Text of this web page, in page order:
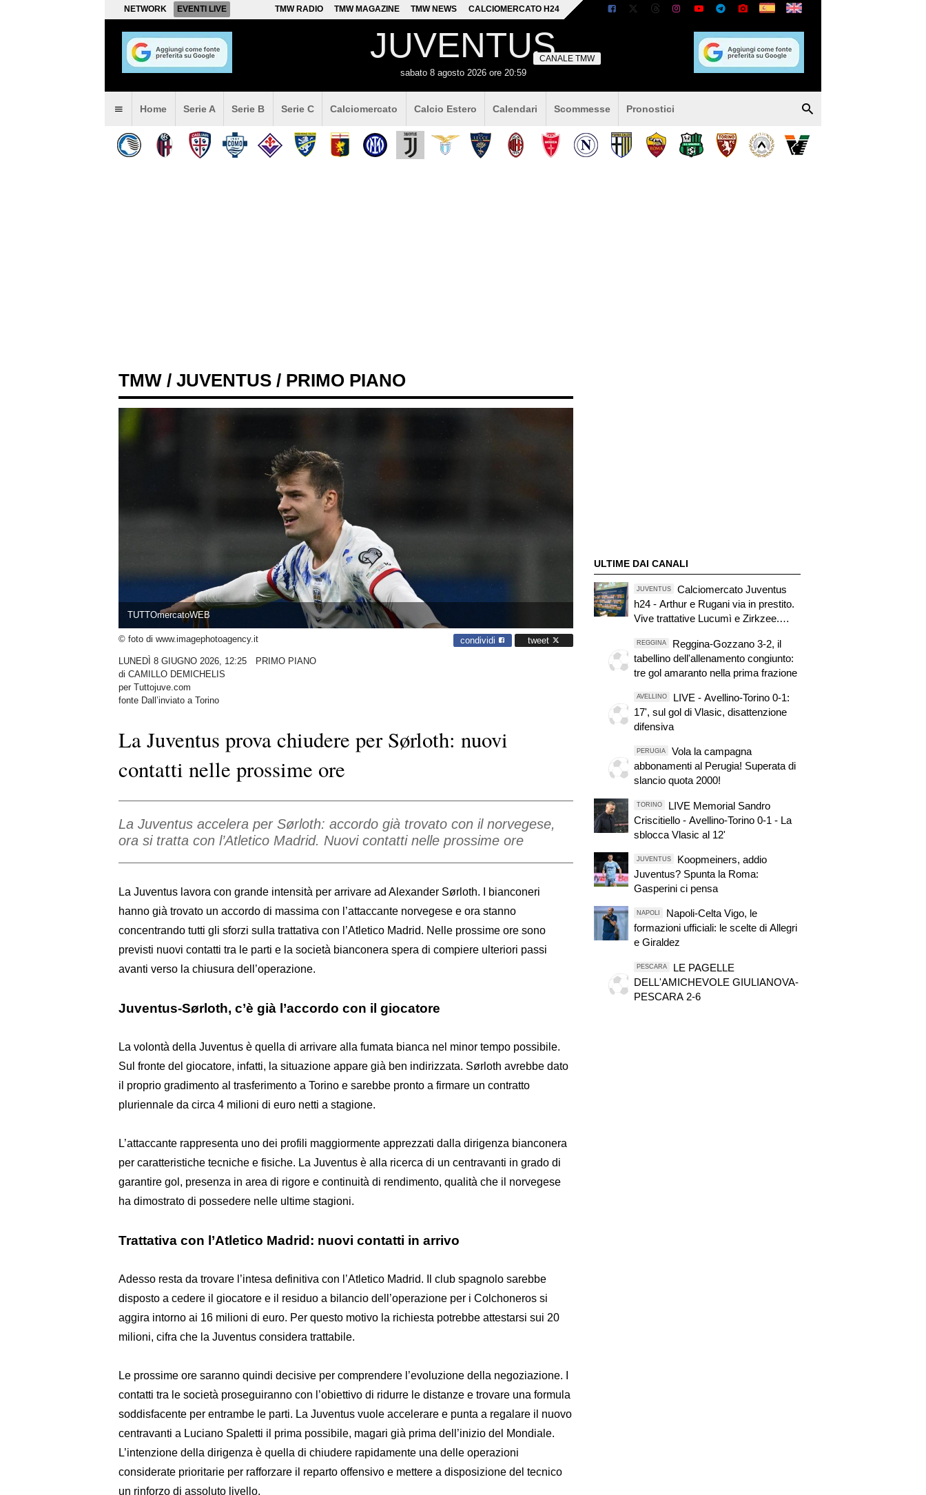
NETWORK EVENTI LIVE TMW RADIO TMW MAGAZINE TMW NEWS CALCIOMERCATO H24
JUVENTUS
sabato 8 agosto 2026 ore 20:59
CANALE TMW
Home Serie A Serie B Serie C Calciomercato Calcio Estero Calendari Scommesse Pronostici
TMW / JUVENTUS / PRIMO PIANO
TUTTOmercatoWEB
© foto di www.imagephotoagency.it condividi tweet
LUNEDÌ 8 GIUGNO 2026, 12:25
PRIMO PIANO
di CAMILLO DEMICHELIS
per Tuttojuve.com
fonte Dall’inviato a Torino
La Juventus prova chiudere per Sørloth: nuovi
contatti nelle prossime ore
La Juventus accelera per Sørloth: accordo già trovato con il norvegese,
ora si tratta con l’Atletico Madrid. Nuovi contatti nelle prossime ore
La Juventus lavora con grande intensità per arrivare ad Alexander Sørloth. I bianconeri
hanno già trovato un accordo di massima con l’attaccante norvegese e ora stanno
concentrando tutti gli sforzi sulla trattativa con l’Atletico Madrid. Nelle prossime ore sono
previsti nuovi contatti tra le parti e la società bianconera spera di compiere ulteriori passi
avanti verso la chiusura dell’operazione.
Juventus-Sørloth, c’è già l’accordo con il giocatore
La volontà della Juventus è quella di arrivare alla fumata bianca nel minor tempo possibile.
Sul fronte del giocatore, infatti, la situazione appare già ben indirizzata. Sørloth avrebbe dato
il proprio gradimento al trasferimento a Torino e sarebbe pronto a firmare un contratto
pluriennale da circa 4 milioni di euro netti a stagione.
L’attaccante rappresenta uno dei profili maggiormente apprezzati dalla dirigenza bianconera
per caratteristiche tecniche e fisiche. La Juventus è alla ricerca di un centravanti in grado di
garantire gol, presenza in area di rigore e continuità di rendimento, qualità che il norvegese
ha dimostrato di possedere nelle ultime stagioni.
Trattativa con l’Atletico Madrid: nuovi contatti in arrivo
Adesso resta da trovare l’intesa definitiva con l’Atletico Madrid. Il club spagnolo sarebbe
disposto a cedere il giocatore e il residuo a bilancio dell’operazione per i Colchoneros si
aggira intorno ai 16 milioni di euro. Per questo motivo la richiesta potrebbe attestarsi sui 20
milioni, cifra che la Juventus considera trattabile.
Le prossime ore saranno quindi decisive per comprendere l’evoluzione della negoziazione. I
contatti tra le società proseguiranno con l’obiettivo di ridurre le distanze e trovare una formula
soddisfacente per entrambe le parti. La Juventus vuole accelerare e punta a regalare il nuovo
centravanti a Luciano Spaletti il prima possibile, magari già prima dell’inizio del Mondiale.
L’intenzione della dirigenza è quella di chiudere rapidamente una delle operazioni
considerate prioritarie per rafforzare il reparto offensivo e mettere a disposizione del tecnico
un rinforzo di assoluto livello.
ULTIME DAI CANALI
JUVENTUS
Calciomercato Juventus
h24 - Arthur e Rugani via in prestito.
Vive trattative Lucumì e Zirkzee.
per Nico. PSG alza offerta per
Suzuki. Zhegrova non vuole partire.
Sorloth sul mercato. Vlahovic, nuova
REGGINA
Reggina-Gozzano 3-2, il
tabellino dell'allenamento congiunto:
tre gol amaranto nella prima frazione
AVELLINO
LIVE - Avellino-Torino 0-1:
17', sul gol di Vlasic, disattenzione
difensiva
PERUGIA
Vola la campagna
abbonamenti al Perugia! Superata di
slancio quota 2000!
TORINO
LIVE Memorial Sandro
Criscitiello - Avellino-Torino 0-1 - La
sblocca Vlasic al 12'
JUVENTUS
Koopmeiners, addio
Juventus? Spunta la Roma:
Gasperini ci pensa
NAPOLI
Napoli-Celta Vigo, le
formazioni ufficiali: le scelte di Allegri
e Giraldez
PESCARA
LE PAGELLE
DELL'AMICHEVOLE GIULIANOVA-
PESCARA 2-6